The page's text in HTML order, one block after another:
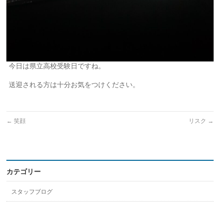
今日は県立高校受験日ですね。
送迎される方は十分お気をつけください。
← 笑顔 リスク →
カテゴリー
スタッフブログ